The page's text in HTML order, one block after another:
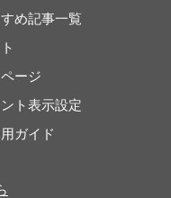
め記事一覧
ージ
ト表示設定
ガイド